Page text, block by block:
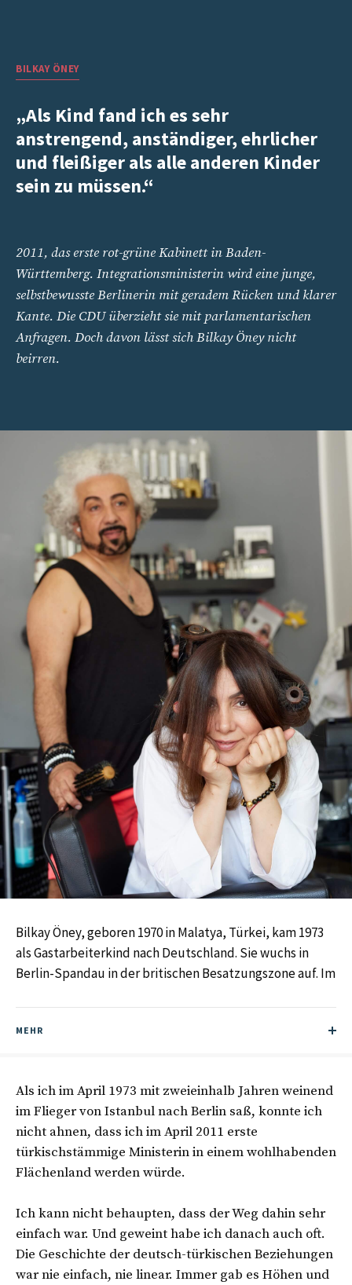
BILKAY ÖNEY
„Als Kind fand ich es sehr
anstrengend, anständiger, ehrlicher
und fleißiger als alle anderen Kinder
sein zu müssen.“
2011, das erste rot-grüne Kabinett in Baden-
Württemberg. Integrationsministerin wird eine junge,
selbstbewusste Berlinerin mit geradem Rücken und klarer
Kante. Die CDU überzieht sie mit parlamentarischen
Anfragen. Doch davon lässt sich Bilkay Öney nicht
beirren.
Bilkay Öney, geboren 1970 in Malatya, Türkei, kam 1973
als Gastarbeiterkind nach Deutschland. Sie wuchs in
Berlin-Spandau in der britischen Besatzungszone auf. Im
Bund Deutscher Pfadfinder. Nach ihrem Studium der
kam sie zur Politik und wurde 2006 Abgeordnete für die
Grünen im Berliner Abgeordnetenhaus. 2009 wechselte
sie zur SPD. 2011 wurde sie erste türkischstämmige
Ministerin der SPD im ersten grün-roten Kabinett von
Baden-Württemberg. Seit 2018 ist sie Geschäftsleiterin
Berlin, zuständig für Flüchtlingsunterkünfte.
MEHR
Als ich im April 1973 mit zweieinhalb Jahren weinend
im Flieger von Istanbul nach Berlin saß, konnte ich
nicht ahnen, dass ich im April 2011 erste
türkischstämmige Ministerin in einem wohlhabenden
Flächenland werden würde.
Ich kann nicht behaupten, dass der Weg dahin sehr
einfach war. Und geweint habe ich danach auch oft.
Die Geschichte der deutsch-türkischen Beziehungen
war nie einfach, nie linear. Immer gab es Höhen und